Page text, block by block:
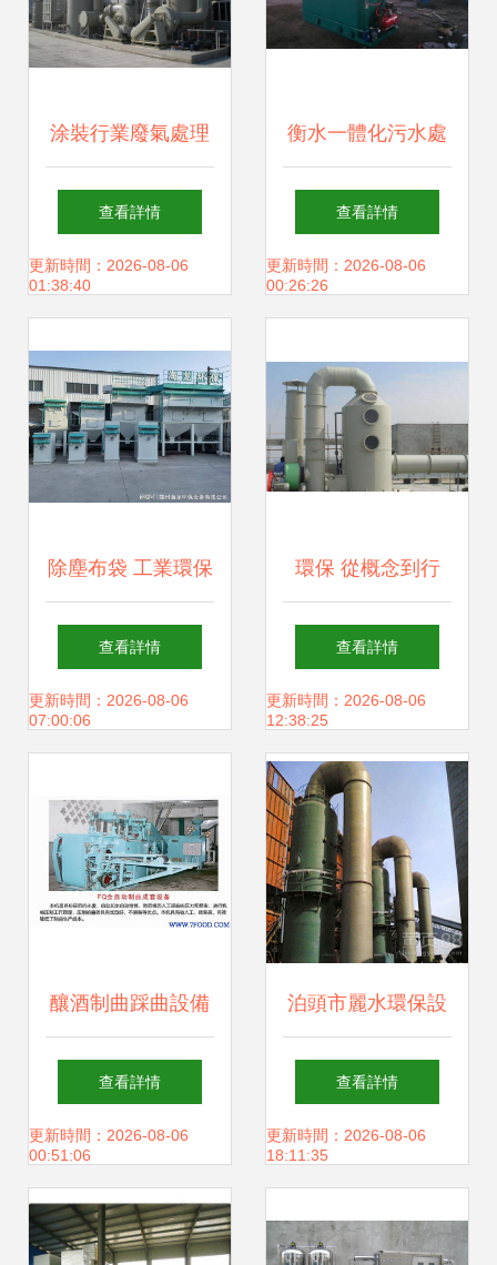
涂裝行業廢氣處理
市場需求、技術路
徑與銷售策略
查看詳情
更新時間：2026-08-06
01:38:40
衡水一體化污水處
理設備安裝調試全
解析 高效環保，助
查看詳情
更新時間：2026-08-06
00:26:26
除塵布袋 工業環保
的“清道夫”及其選
型要點
查看詳情
更新時間：2026-08-06
07:00:06
環保 從概念到行
動，綠色消費成新
趨勢
查看詳情
更新時間：2026-08-06
12:38:25
釀酒制曲踩曲設備
開啟高效生產與品
質提升的銷售新篇
章
查看詳情
更新時間：2026-08-06
00:51:06
泊頭市麗水環保設
備 專業制造高品質
布袋、脈沖及多管
查看詳情
更新時間：2026-08-06
18:11:35